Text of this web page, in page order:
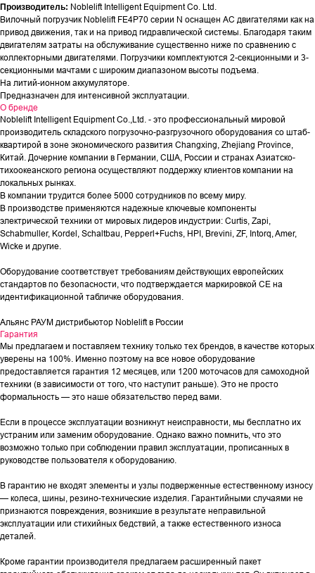
Производитель: Noblelift Intelligent Equipment Co. Ltd.
Вилочный погрузчик Noblelift FE4P70 серии N оснащен АС двигателями как на
привод движения, так и на привод гидравлической системы. Благодаря таким
двигателям затраты на обслуживание существенно ниже по сравнению с
коллекторными двигателями. Погрузчики комплектуются 2-секционными и 3-
секционными мачтами с широким диапазоном высоты подъема.
На литий-ионном аккумуляторе.
Предназначен для интенсивной эксплуатации.
О бренде
Noblelift Intelligent Equipment Co.,Ltd. - это профессиональный мировой
производитель складского погрузочно-разгрузочного оборудования со штаб-
квартирой в зоне экономического развития Changxing, Zhejiang Province,
Китай. Дочерние компании в Германии, США, России и странах Азиатско-
тихоокеанского региона осуществляют поддержку клиентов компании на
локальных рынках.
В компании трудится более 5000 сотрудников по всему миру.
В производстве применяются надежные ключевые компоненты
электрической техники от мировых лидеров индустрии: Curtis, Zapi,
Schabmuller, Kordel, Schaltbau, Pepperl+Fuchs, HPI, Brevini, ZF, Intorq, Amer,
Wicke и другие.
Оборудование соответствует требованиям действующих европейских
стандартов по безопасности, что подтверждается маркировкой СЕ на
идентификационной табличке оборудования.
Альянс РАУМ дистрибьютор Noblelift в России
Гарантия
Мы предлагаем и поставляем технику только тех брендов, в качестве которых
уверены на 100%. Именно поэтому на все новое оборудование
предоставляется гарантия 12 месяцев, или 1200 моточасов для самоходной
техники (в зависимости от того, что наступит раньше). Это не просто
формальность — это наше обязательство перед вами.
Если в процессе эксплуатации возникнут неисправности, мы бесплатно их
устраним или заменим оборудование. Однако важно помнить, что это
возможно только при соблюдении правил эксплуатации, прописанных в
руководстве пользователя к оборудованию.
В гарантию не входят элементы и узлы подверженные естественному износу
— колеса, шины, резино-технические изделия. Гарантийными случаями не
признаются повреждения, возникшие в результате неправильной
эксплуатации или стихийных бедствий, а также естественного износа
деталей.
Кроме гарантии производителя предлагаем расширенный пакет